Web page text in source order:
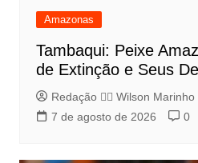
Amazonas
Tambaqui: Peixe
de Extinção e Seus
Redação 👨‍⚖️​ Wilson Marinho
7 de agosto de 2026
0